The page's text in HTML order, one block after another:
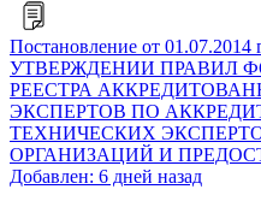
Постановление от
УТВЕРЖДЕНИИ ПРАВИЛ
РЕЕСТРА
ЭКСПЕРТОВ ПО
ТЕХНИЧЕСКИХ
ОРГАНИЗАЦИЙ И
Добавлен: 6 дней назад